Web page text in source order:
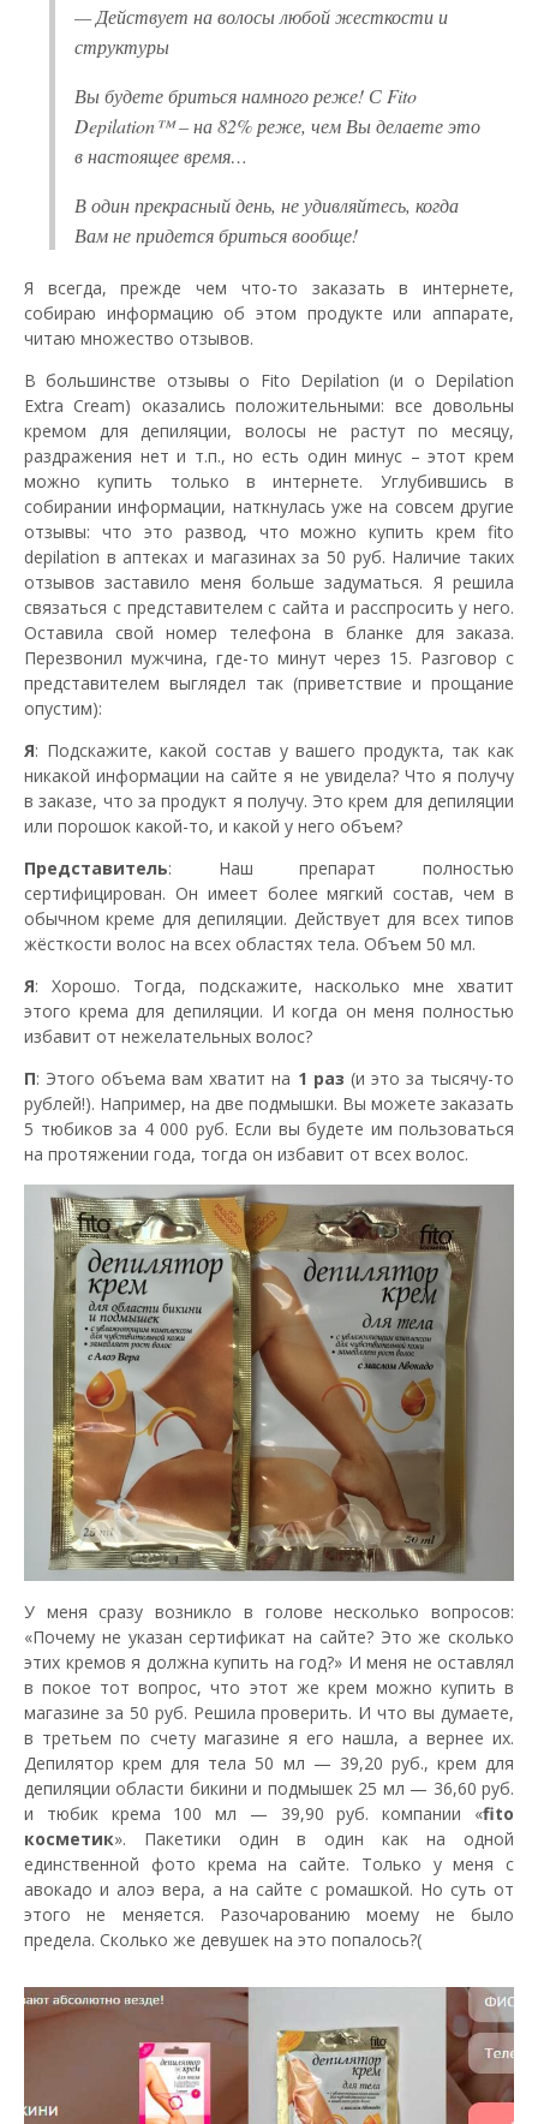
— Действует на волосы любой жесткости и
структуры
Вы будете бриться намного реже! С Fito
Depilation™ – на 82% реже, чем Вы делаете это
в настоящее время…
В один прекрасный день, не удивляйтесь, когда
Вам не придется бриться вообще!
Я всегда, прежде чем что-то заказать в интернете,
собираю информацию об этом продукте или аппарате,
читаю множество отзывов.
В большинстве отзывы о Fito Depilation (и о Depilation
Extra Cream) оказались положительными: все довольны
кремом для депиляции, волосы не растут по месяцу,
раздражения нет и т.п., но есть один минус – этот крем
можно купить только в интернете. Углубившись в
собирании информации, наткнулась уже на совсем другие
отзывы: что это развод, что можно купить крем fito
depilation в аптеках и магазинах за 50 руб. Наличие таких
отзывов заставило меня больше задуматься. Я решила
связаться с представителем с сайта и расспросить у него.
Оставила свой номер телефона в бланке для заказа.
Перезвонил мужчина, где-то минут через 15. Разговор с
представителем выглядел так (приветствие и прощание
опустим):
Я: Подскажите, какой состав у вашего продукта, так как
никакой информации на сайте я не увидела? Что я получу
в заказе, что за продукт я получу. Это крем для депиляции
или порошок какой-то, и какой у него объем?
Представитель: Наш препарат полностью
сертифицирован. Он имеет более мягкий состав, чем в
обычном креме для депиляции. Действует для всех типов
жёсткости волос на всех областях тела. Объем 50 мл.
Я: Хорошо. Тогда, подскажите, насколько мне хватит
этого крема для депиляции. И когда он меня полностью
избавит от нежелательных волос?
П: Этого объема вам хватит на 1 раз (и это за тысячу-то
рублей!). Например, на две подмышки. Вы можете заказать
5 тюбиков за 4 000 руб. Если вы будете им пользоваться
на протяжении года, тогда он избавит от всех волос.
У меня сразу возникло в голове несколько вопросов:
«Почему не указан сертификат на сайте? Это же сколько
этих кремов я должна купить на год?» И меня не оставлял
в покое тот вопрос, что этот же крем можно купить в
магазине за 50 руб. Решила проверить. И что вы думаете,
в третьем по счету магазине я его нашла, а вернее их.
Депилятор крем для тела 50 мл — 39,20 руб., крем для
депиляции области бикини и подмышек 25 мл — 36,60 руб.
и тюбик крема 100 мл — 39,90 руб. компании «fito
косметик». Пакетики один в один как на одной
единственной фото крема на сайте. Только у меня с
авокадо и алоэ вера, а на сайте с ромашкой. Но суть от
этого не меняется. Разочарованию моему не было
предела. Сколько же девушек на это попалось?(